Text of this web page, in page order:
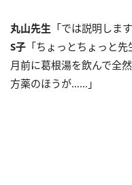
丸山先生 「では説明しま
S子 「ちょっとちょっと
月前に葛根湯を飲んで全
方薬のほうが……」